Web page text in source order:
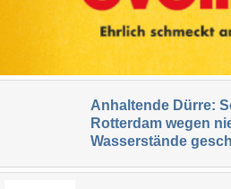
Anhaltende Dürre:
Rotterdam wegen
Wasserstände